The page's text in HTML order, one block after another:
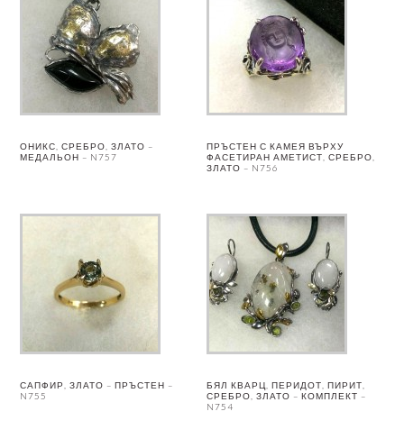
ОНИКС, СРЕБРО, ЗЛАТО –
МЕДАЛЬОН – N757
ПРЪСТЕН С КАМЕЯ ВЪРХУ
ФАСЕТИРАН АМЕТИСТ, СРЕБРО,
ЗЛАТО – N756
САПФИР, ЗЛАТО – ПРЪСТЕН –
N755
БЯЛ КВАРЦ, ПЕРИДОТ, ПИРИТ,
СРЕБРО, ЗЛАТО – КОМПЛЕКТ –
N754